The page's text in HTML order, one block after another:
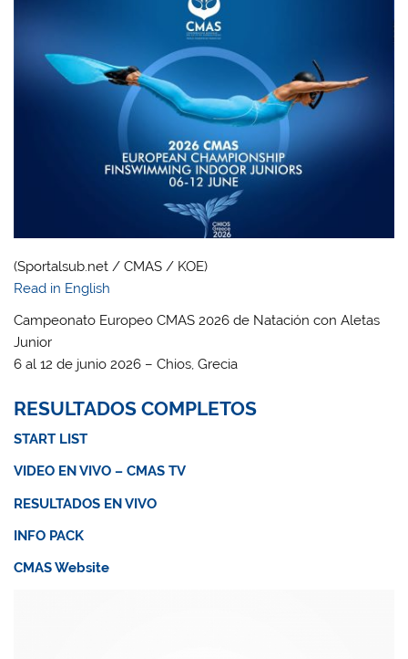
(Sportalsub.net / CMAS / KOE)
Read in English
Campeonato Europeo CMAS 2026 de Natación con Aletas
Junior
6 al 12 de junio 2026 – Chios, Grecia
RESULTADOS COMPLETOS
START LIST
VIDEO EN VIVO – CMAS TV
RESULTADOS EN VIVO
INFO PACK
CMAS Website